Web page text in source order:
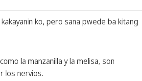
ko, pero sana pwede ba kitang
la manzanilla y la melisa, son
los nervios.